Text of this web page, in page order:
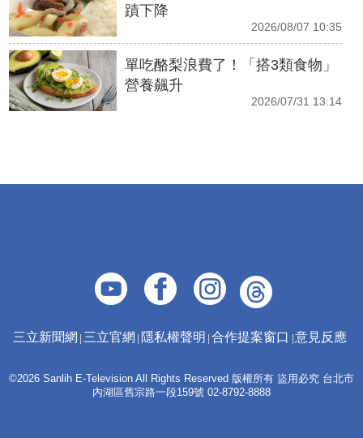
蹟下降
2026/08/07 10:35
單吃酪梨浪費了！「搭3類食物」
營養飆升
2026/07/31 13:14
三立新聞網 三立官網 隱私權聲明 合作提案窗口 意見反應
©2026 Sanlih E-Television All Rights Reserved 版權所有 盜用必究 台北市
內湖區舊宗路一段159號 02-8792-8888